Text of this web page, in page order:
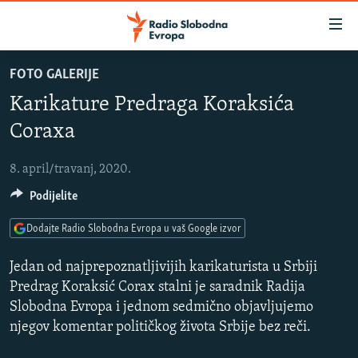
na
glavni
sadržaj
na
navigaciju
Pređite
na
pretragu
BOSNA I HERCEGOVINA
SRBIJA
KOSOVO
CRNA GORA
VIZUELNO
FOTOGALERIJE
PODCASTI
RAT U UKRAJINI
KINA NA BALKANU
FOTO GALERIJE
Karikature Predraga Koraksića
Coraxa
8. april/travanj, 2020.
Jedan od najprepoznatljivijih karikaturista u Srbiji
Predrag Koraksić Corax stalni je saradnik Radija
Slobodna Evropa i jednom sedmično objavljujemo
njegov komentar političkog života Srbije bez reči.
Podijelite
Dodajte Radio Slobodna Evropa u vaš Google izvor
Spotify
YouTube